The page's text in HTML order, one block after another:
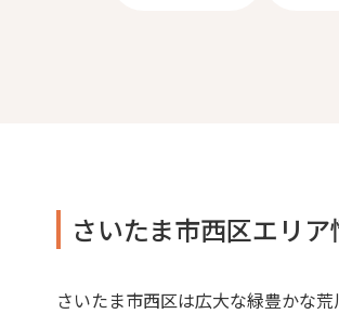
さいたま市西区エリア
さいたま市西区は広大な緑豊かな